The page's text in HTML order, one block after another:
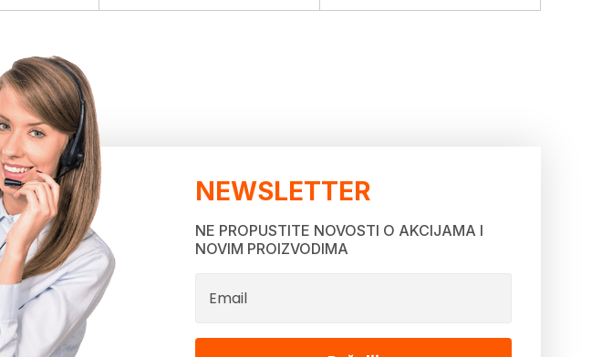
NEWSLETTER
NE PROPUSTITE NOVOSTI O AKCIJAMA I
NOVIM PROIZVODIMA